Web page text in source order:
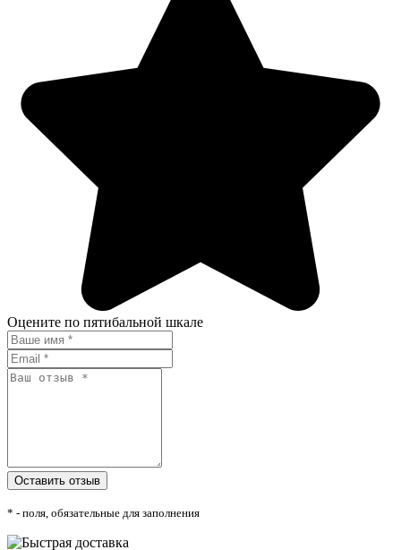
Оцените по пятибальной шкале
* - поля, обязательные для заполнения